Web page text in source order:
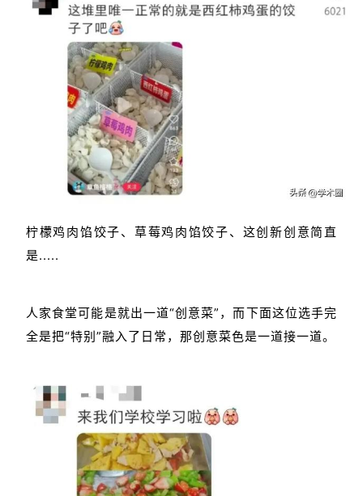
柠檬鸡肉馅饺子、草莓鸡肉馅饺子、这创新创意简直
是.....
人家食堂可能是就出一道“创意菜”，而下面这位选手完
全是把“特别”融入了日常，那创意菜色是一道接一道。